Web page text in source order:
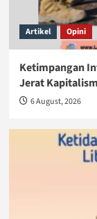
Artikel Opini
Ketimpangan
Jerat
6 August, 2026